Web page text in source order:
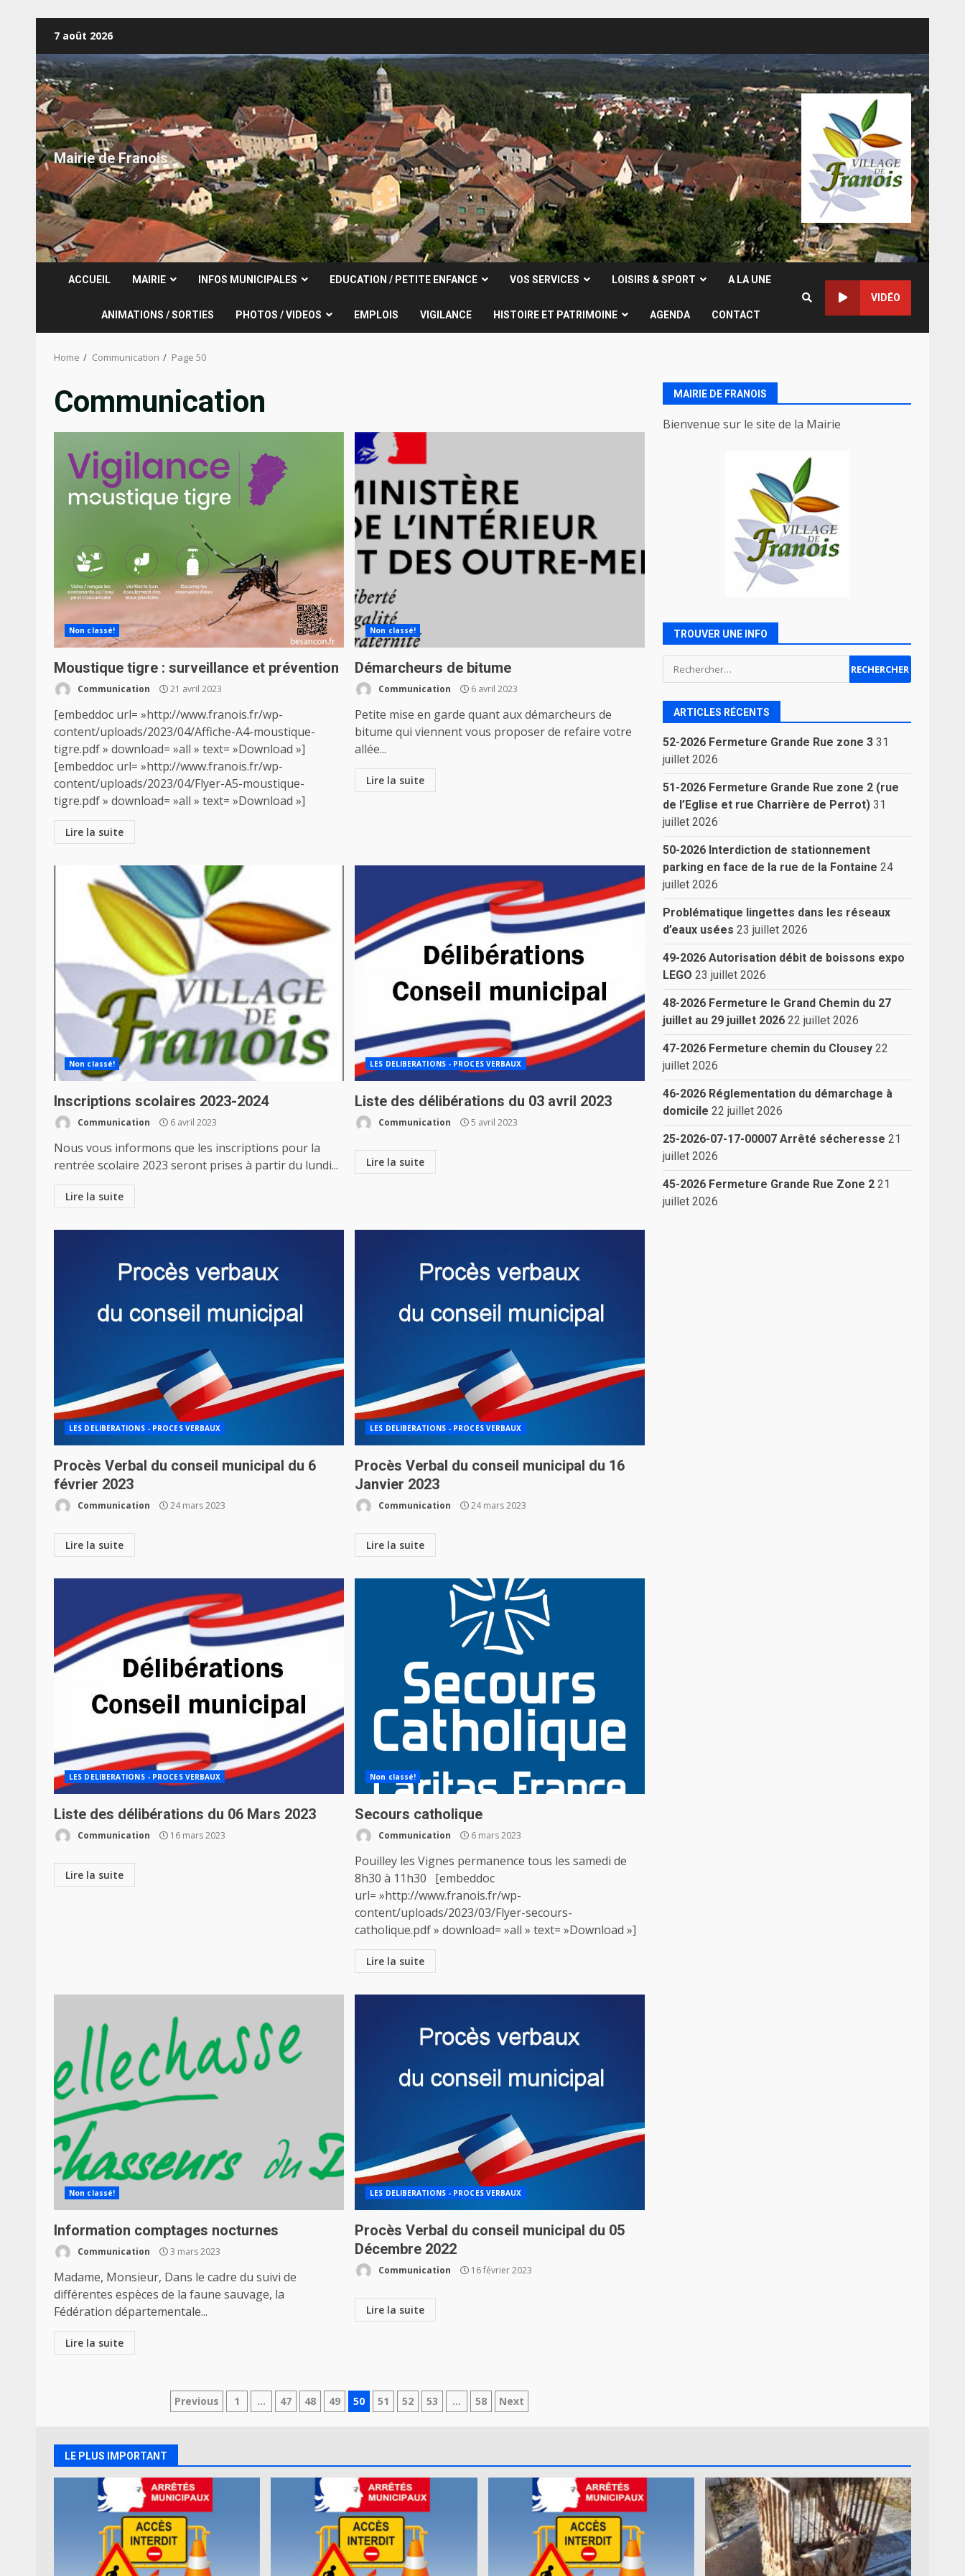
content
7 août 2026
Mairie de Franois
ACCUEIL MAIRIE INFOS MUNICIPALES EDUCATION / PETITE ENFANCE VOS SERVICES LOISIRS & SPORT A LA UNE
ANIMATIONS / SORTIES PHOTOS / VIDEOS EMPLOIS VIGILANCE HISTOIRE ET PATRIMOINE AGENDA CONTACT
VIDÉO
Home Communication Page 50
Communication
Non classé!
Moustique tigre : surveillance et prévention
Communication 21 avril 2023
[embeddoc url= »http://www.franois.fr/wp-
content/uploads/2023/04/Affiche-A4-moustique-
tigre.pdf » download= »all » text= »Download »]
[embeddoc url= »http://www.franois.fr/wp-
content/uploads/2023/04/Flyer-A5-moustique-
tigre.pdf » download= »all » text= »Download »]
Lire la suite
Non classé!
Démarcheurs de bitume
Communication 6 avril 2023
Petite mise en garde quant aux démarcheurs de
bitume qui viennent vous proposer de refaire votre
allée...
Lire la suite
Non classé!
Inscriptions scolaires 2023-2024
Communication 6 avril 2023
Nous vous informons que les inscriptions pour la
rentrée scolaire 2023 seront prises à partir du lundi...
Lire la suite
LES DELIBERATIONS - PROCES VERBAUX
Liste des délibérations du 03 avril 2023
Communication 5 avril 2023
Lire la suite
LES DELIBERATIONS - PROCES VERBAUX
Procès Verbal du conseil municipal du 6
février 2023
Communication 24 mars 2023
Lire la suite
LES DELIBERATIONS - PROCES VERBAUX
Procès Verbal du conseil municipal du 16
Janvier 2023
Communication 24 mars 2023
Lire la suite
LES DELIBERATIONS - PROCES VERBAUX
Liste des délibérations du 06 Mars 2023
Communication 16 mars 2023
Lire la suite
Non classé!
Secours catholique
Communication 6 mars 2023
Pouilley les Vignes permanence tous les samedi de
8h30 à 11h30 [embeddoc
url= »http://www.franois.fr/wp-
content/uploads/2023/03/Flyer-secours-
catholique.pdf » download= »all » text= »Download »]
Lire la suite
Non classé!
Information comptages nocturnes
Communication 3 mars 2023
Madame, Monsieur, Dans le cadre du suivi de
différentes espèces de la faune sauvage, la
Fédération départementale...
Lire la suite
LES DELIBERATIONS - PROCES VERBAUX
Procès Verbal du conseil municipal du 05
Décembre 2022
Communication 16 février 2023
Lire la suite
Navigation
articles
Previous 1 … 47 48 49 50 51 52 53 … 58 Next
MAIRIE DE FRANOIS
Bienvenue sur le site de la Mairie
TROUVER UNE INFO
Rechercher :
ARTICLES RÉCENTS
52-2026 Fermeture Grande Rue zone 3 31
juillet 2026
51-2026 Fermeture Grande Rue zone 2 (rue
de l’Eglise et rue Charrière de Perrot) 31
juillet 2026
50-2026 Interdiction de stationnement
parking en face de la rue de la Fontaine 24
juillet 2026
Problématique lingettes dans les réseaux
d’eaux usées 23 juillet 2026
49-2026 Autorisation débit de boissons expo
LEGO 23 juillet 2026
48-2026 Fermeture le Grand Chemin du 27
juillet au 29 juillet 2026 22 juillet 2026
47-2026 Fermeture chemin du Clousey 22
juillet 2026
46-2026 Réglementation du démarchage à
domicile 22 juillet 2026
25-2026-07-17-00007 Arrêté sécheresse 21
juillet 2026
45-2026 Fermeture Grande Rue Zone 2 21
juillet 2026
LE PLUS IMPORTANT